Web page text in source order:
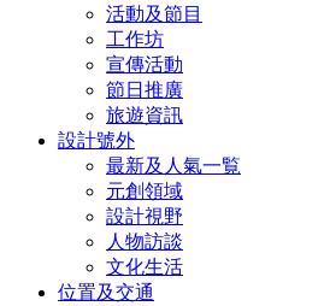
活動及節目
工作坊
宣傳活動
節日推廣
旅遊資訊
設計號外
最新及人氣一覧
元創領域
設計視野
人物訪談
文化生活
位置及交通